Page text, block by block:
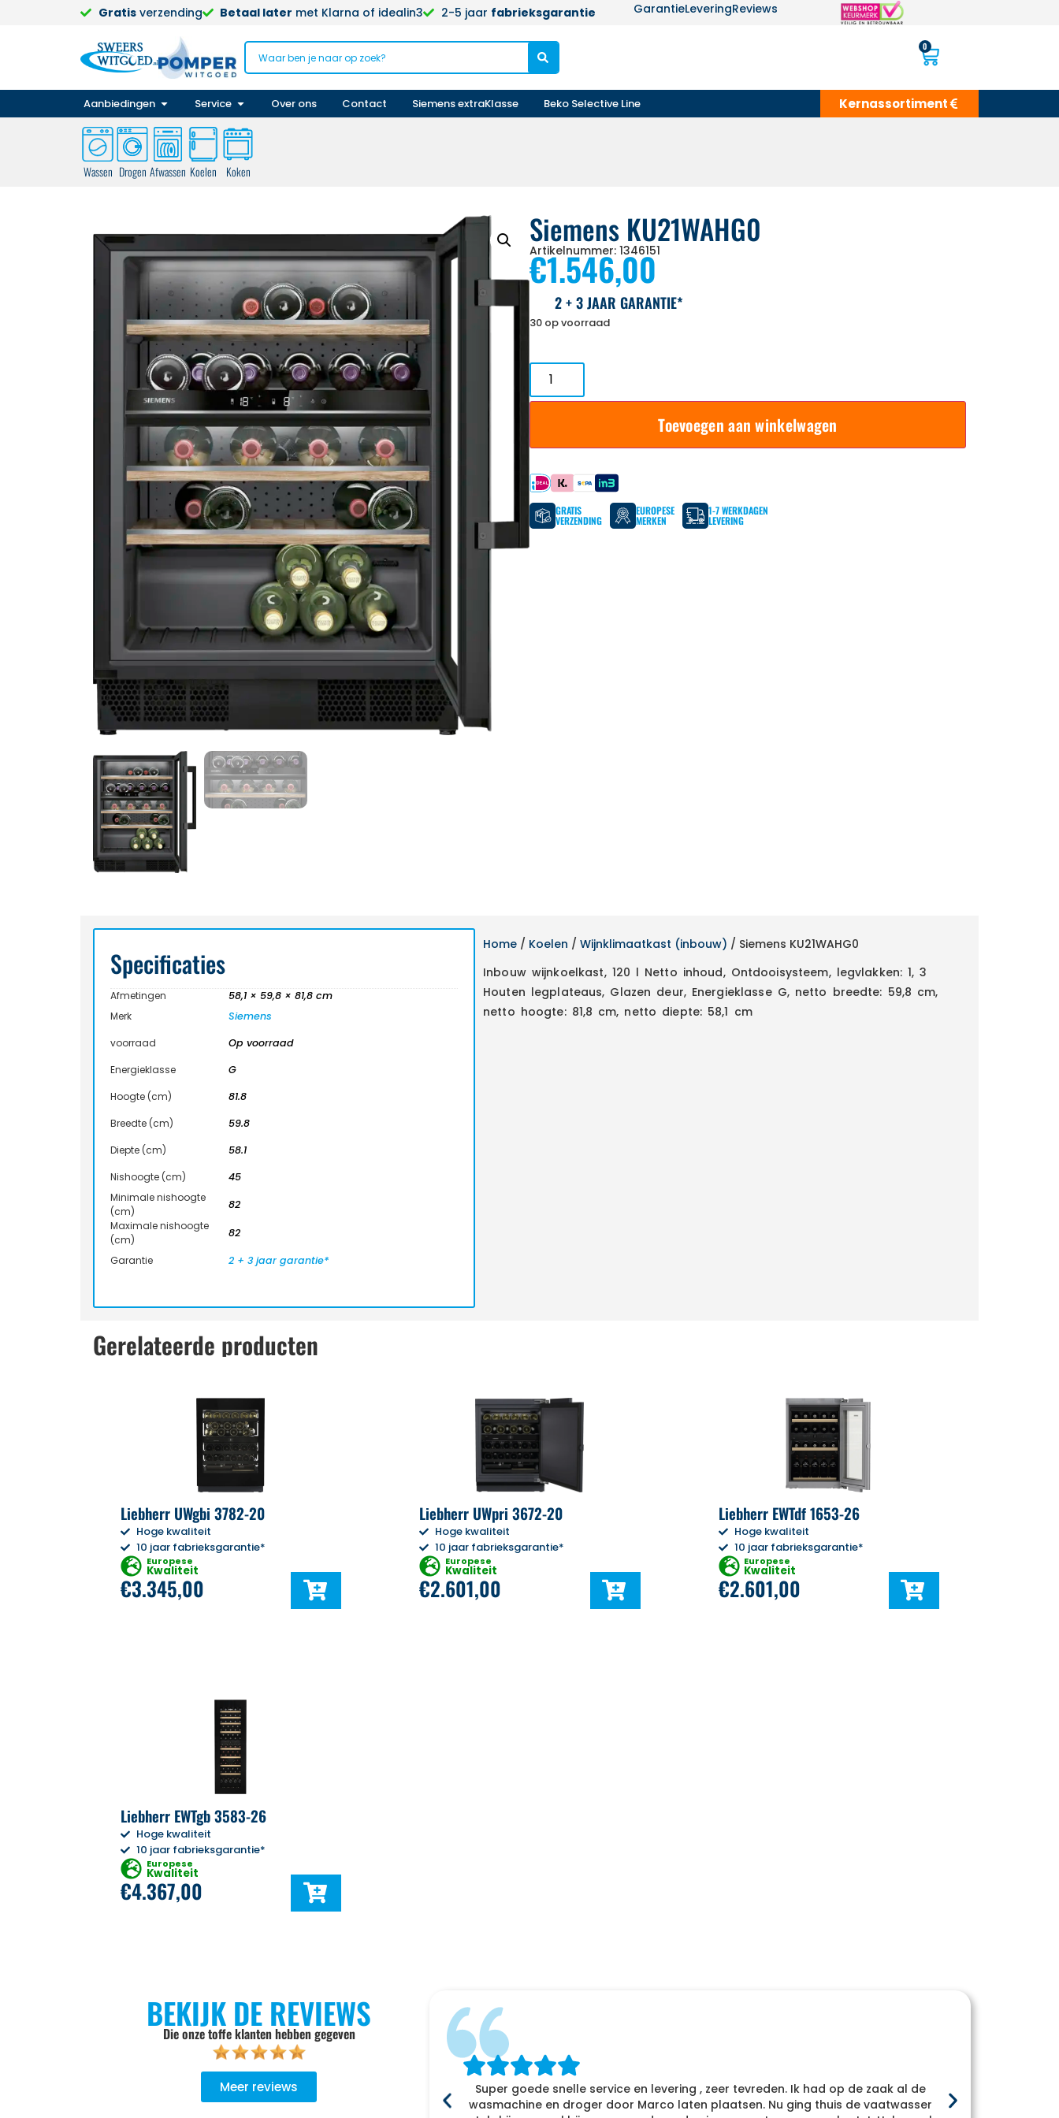
Gratisverzending Betaal later met Klarna of idealin3 2-5 jaar fabrieksgarantie GarantieLeveringReviews
0
Aanbiedingen Service Over ons Contact Siemens extraKlasse Beko Selective Line Kernassortiment
Wassen Drogen Afwassen Koelen Koken
Siemens KU21WAHG0
Artikelnummer: 1346151
€1.546,00
2 + 3 JAAR GARANTIE*
30 op voorraad
Toevoegen aan winkelwagen
Betaal met
GRATIS
VERZENDING
EUROPESE
MERKEN
1-7 WERKDAGEN
LEVERING
Specificaties
Afmetingen
58,1 × 59,8 × 81,8 cm
Merk
Siemens
voorraad
Op voorraad
Energieklasse
G
Hoogte (cm)
81.8
Breedte (cm)
59.8
Diepte (cm)
58.1
Nishoogte (cm)
45
Minimale nishoogte
(cm)
82
Maximale nishoogte
(cm)
82
Garantie 2 + 3 jaar garantie*
Home / Koelen /Wijnklimaatkast (inbouw) / Siemens KU21WAHG0
Inbouw wijnkoelkast, 120 l Netto inhoud, Ontdooisysteem, legvlakken: 1, 3
Houten legplateaus, Glazen deur, Energieklasse G, netto breedte: 59,8 cm,
netto hoogte: 81,8 cm, netto diepte: 58,1 cm
Gerelateerde producten
Liebherr UWgbi 3782-20
Hoge kwaliteit
10 jaar fabrieksgarantie*
Europese
Kwaliteit
€3.345,00
Liebherr UWpri 3672-20
Hoge kwaliteit
10 jaar fabrieksgarantie*
Europese
Kwaliteit
€2.601,00
Liebherr EWTdf 1653-26
Hoge kwaliteit
10 jaar fabrieksgarantie*
Europese
Kwaliteit
€2.601,00
Liebherr EWTgb 3583-26
Hoge kwaliteit
10 jaar fabrieksgarantie*
Europese
Kwaliteit
€4.367,00
BEKIJK DE REVIEWS
Die onze toffe klanten hebben gegeven
Meer reviews
geadviseerd, niet opdringerig, de keuze wordt aan je zelf
Super goede snelle service en levering , zeer tevreden. Ik had op de zaak al de
wasmachine en droger door Marco laten plaatsen. Nu ging thuis de vaatwasser